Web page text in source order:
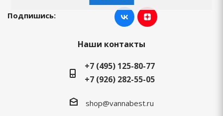
Подпишись:
Наши контакты
+7 (495) 125-80-77
+7 (926) 282-55-05
shop@vannabest.ru